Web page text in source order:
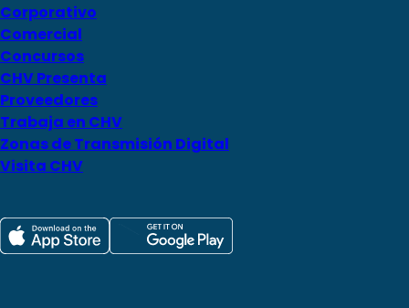
Corporativo
Comercial
Concursos
CHV Presenta
Proveedores
Trabaja en CHV
Zonas de Transmisión Digital
Visita CHV